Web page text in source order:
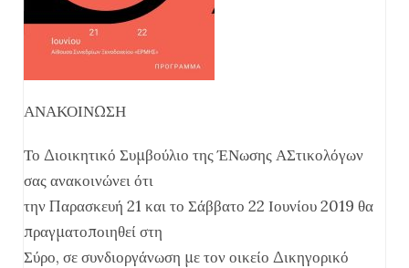
ΑΝΑΚΟΙΝΩΣΗ
Το Διοικητικό Συμβούλιο της ΈΝωσης ΑΣτικολόγων
σας ανακοινώνει ότι
την Παρασκευή 21 και το Σάββατο 22 Ιουνίου 2019 θα
πραγματοποιηθεί στη
Σύρο, σε συνδιοργάνωση με τον οικείο Δικηγορικό